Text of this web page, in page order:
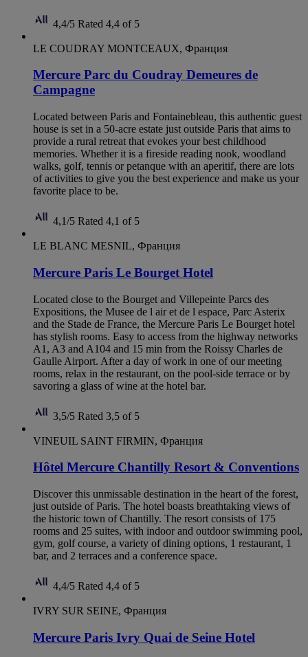
4,4/5 Rated 4,4 of 5
LE COUDRAY MONTCEAUX, Франция
Mercure Parc du Coudray Demeures de
Campagne
Located between Paris and Fontainebleau, this authentic guest
house is set in a 50-acre estate just outside Paris that aims to
provide a rural retreat that evokes your best childhood
memories. Whether it is a fireside reading nook, woodland
walks, golf, tennis or petanque with an aperitif, there are lots
of activities to give you the best experience and make us your
favorite place to be.
4,1/5 Rated 4,1 of 5
LE BLANC MESNIL, Франция
Mercure Paris Le Bourget Hotel
Located close to the Bourget and Villepeinte Parcs des
Expositions, the Musee de l air et de l espace, Parc Asterix
and the Stade de France, the Mercure Paris Le Bourget hotel
has stylish rooms. Easy to access from the highway networks
A1, A3 and A104 and 15 min from the Roissy Charles de
Gaulle Airport. After a day of work in one of our meeting
rooms, relax in the restaurant, on the pool-side terrace or by
savoring a glass of wine at the hotel bar.
3,5/5 Rated 3,5 of 5
VINEUIL SAINT FIRMIN, Франция
Hôtel Mercure Chantilly Resort & Conventions
Discover this unmissable destination in the heart of the forest,
just outside of Paris. The hotel boasts breathtaking views of
the historic town of Chantilly. The resort consists of 175
rooms and 25 suites, with indoor and outdoor swimming pool,
gym, golf course, a variety of dining options, 1 restaurant, 1
bar, and 2 terraces and a conference space.
4,4/5 Rated 4,4 of 5
IVRY SUR SEINE, Франция
Mercure Paris Ivry Quai de Seine Hotel